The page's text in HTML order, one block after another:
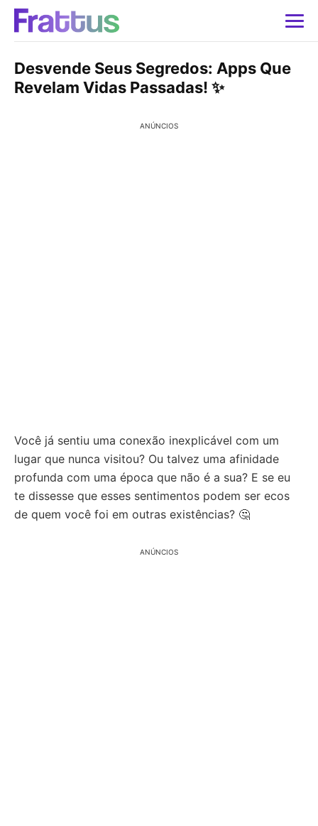
Desvende Seus Segredos: Apps Que
Revelam Vidas Passadas! ✨
ANÚNCIOS
Você já sentiu uma conexão inexplicável com um
lugar que nunca visitou? Ou talvez uma afinidade
profunda com uma época que não é a sua? E se eu
te dissesse que esses sentimentos podem ser ecos
de quem você foi em outras existências? 🤔
ANÚNCIOS